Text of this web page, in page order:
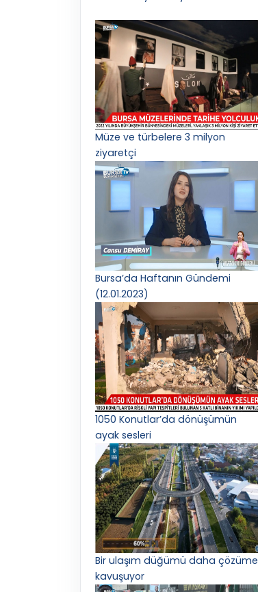
Müze ve türbelere 3 milyon
ziyaretçi
Bursa’da Haftanın Gündemi
(12.01.2023)
1050 Konutlar’da dönüşümün
ayak sesleri
Bir ulaşım düğümü daha çözüme
kavuşuyor